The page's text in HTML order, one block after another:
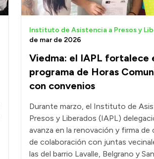
Viedma: el IAPL fortalece
programa de Horas
con convenios
Instituto de Asistencia a Presos y
de mar de 2026
Durante marzo, el Instituto de
Presos y Liberados (IAPL)
avanza en la renovación y firma de
de colaboración con juntas
las del barrio Lavalle, Belgrano y